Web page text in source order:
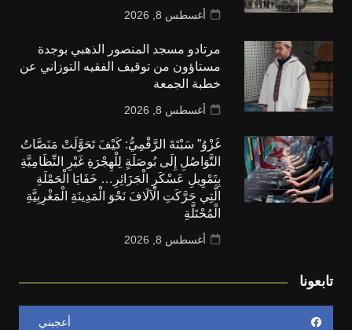
أغسطس 8, 2026
مرتادو مسجد المنصور الذهبي بوجدة
مستاؤون من توقيف الفقيه التوزاني عن
خطبة الجمعة
أغسطس 8, 2026
غَزْوُ” سَبْتَةَ الرَّقْمِيُّ: كَيْفَ تَحَوَّلَتْ مَنَصَّاتُ
التَّوَاصُلِ إِلَى بُوصَلَةٍ لِلْهِجْرَةِ غَيْرِ النِّظَامِيَّةِ
بِتَمْوِيلِ عَسْكَرِ الْجَزَائِرِ… خَفَايَا الْحَمْلَةِ
الَّتِي حَرَّكَتِ الْآلَافَ نَحْوَ الْمَدِينَةِ الْمَغْرِبِيَّةِ
الْمُحْتَلَّةِ
أغسطس 8, 2026
تابعونا
أعجبني